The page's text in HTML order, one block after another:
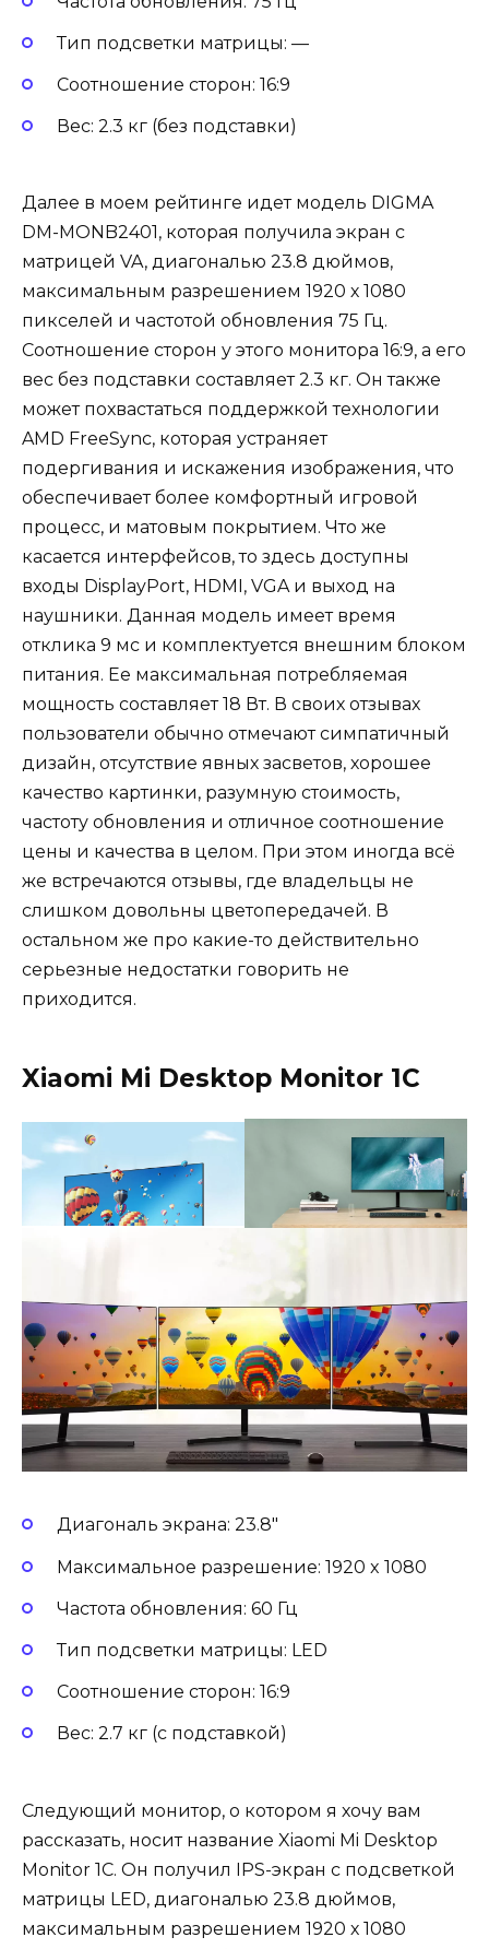
Тип подсветки матрицы: —
Соотношение сторон: 16:9
Вес: 2.3 кг (без подставки)
Далее в моем рейтинге идет модель DIGMA
DM-MONB2401, которая получила экран с
матрицей VA, диагональю 23.8 дюймов,
максимальным разрешением 1920 х 1080
пикселей и частотой обновления 75 Гц.
Соотношение сторон у этого монитора 16:9, а его
вес без подставки составляет 2.3 кг. Он также
может похвастаться поддержкой технологии
AMD FreeSync, которая устраняет
подергивания и искажения изображения, что
обеспечивает более комфортный игровой
процесс, и матовым покрытием. Что же
касается интерфейсов, то здесь доступны
входы DisplayPort, HDMI, VGA и выход на
наушники. Данная модель имеет время
отклика 9 мс и комплектуется внешним блоком
питания. Ее максимальная потребляемая
мощность составляет 18 Вт. В своих отзывах
пользователи обычно отмечают симпатичный
дизайн, отсутствие явных засветов, хорошее
качество картинки, разумную стоимость,
частоту обновления и отличное соотношение
цены и качества в целом. При этом иногда всё
же встречаются отзывы, где владельцы не
слишком довольны цветопередачей. В
остальном же про какие-то действительно
серьезные недостатки говорить не
приходится.
Xiaomi Mi Desktop Monitor 1С
Диагональ экрана: 23.8″
Максимальное разрешение: 1920 x 1080
Частота обновления: 60 Гц
Тип подсветки матрицы: LED
Соотношение сторон: 16:9
Вес: 2.7 кг (с подставкой)
Следующий монитор, о котором я хочу вам
рассказать, носит название Xiaomi Mi Desktop
Monitor 1С. Он получил IPS-экран с подсветкой
матрицы LED, диагональю 23.8 дюймов,
максимальным разрешением 1920 х 1080